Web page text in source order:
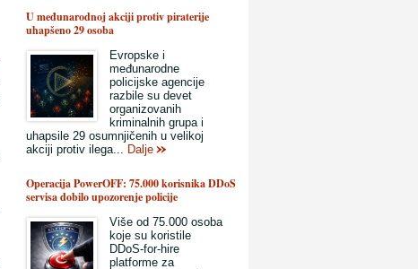
U međunarodnoj akciji protiv piraterije
uhapšeno 29 osoba
Evropske i
međunarodne
policijske agencije
razbile su devet
organizovanih
kriminalnih grupa i
uhapsile 29 osumnjičenih u velikoj
akciji protiv ilega... Dalje
Operacija PowerOFF: 75.000 korisnika DDoS
servisa dobilo upozorenje policije
Više od 75.000 osoba
koje su koristile
DDoS-for-hire
platforme za